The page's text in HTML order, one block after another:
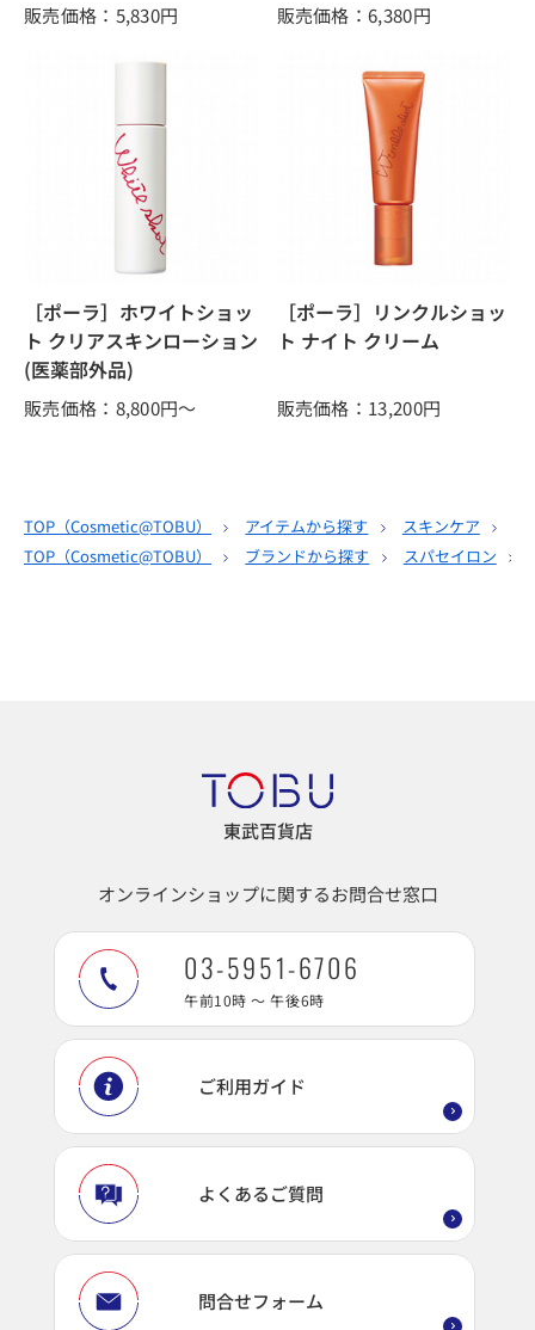
販売価格：5,830円 販売価格：6,380円
［ポーラ］ホワイトショッ
ト クリアスキンローション
(医薬部外品)
販売価格：8,800円～
［ポーラ］リンクルショッ
ト ナイト クリーム
販売価格：13,200円
TOP（Cosmetic@TOBU） アイテムから探す スキンケア
TOP（Cosmetic@TOBU） ブランドから探す スパセイロン
東武百貨店
オンラインショップに関するお問合せ窓口
03-5951-6706
午前10時 ～ 午後6時
ご利用ガイド
よくあるご質問
問合せフォーム